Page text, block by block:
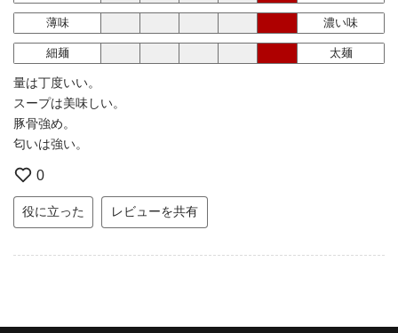
薄味 濃い味
細麺 太麺
量は丁度いい。
スープは美味しい。
豚骨強め。
匂いは強い。
0
役に立った レビューを共有